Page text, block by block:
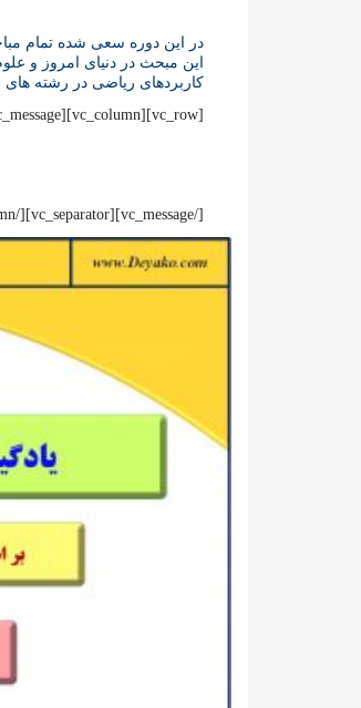
در این دوره سعی شده تمام
این مبحث در دنیای امروز و
کاربردهای ریاضی در رشته
[vc_row][vc_column][vc_message]
[/vc_message][vc_separator][/vc_column][/vc_row][vc_row][vc_column width=”1/4″]